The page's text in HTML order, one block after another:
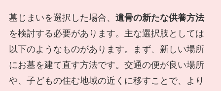
墓じまいを選択した場合、 遺骨の新たな供養方法
を検討する必要があります。主な選択肢としては
以下のようなものがあります。まず、新しい場所
にお墓を建て直す方法です。交通の便が良い場所
や、子どもの住む地域の近くに移すことで、より